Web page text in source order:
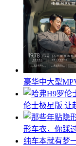
豪华中大型
伦士极星版 让
形车衣，你踩
纯车本就有梦